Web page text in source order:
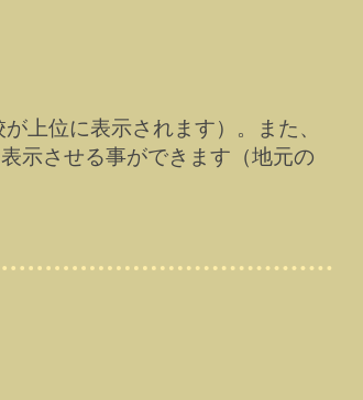
上位に表示されます）。また、
示させる事ができます（地元の